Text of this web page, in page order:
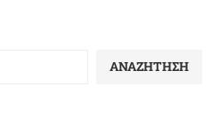
ΑΝΑΖΉΤΗΣΗ